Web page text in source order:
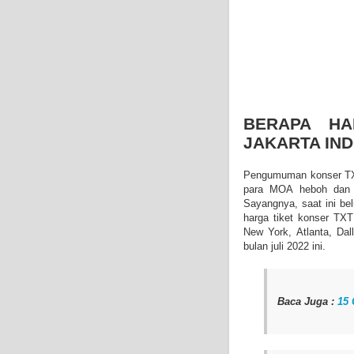
BERAPA
JAKARTA
Pengumuman konser
para MOA heboh
Sayangnya, saat ini
harga tiket konser
New York, Atlanta,
bulan juli 2022 ini.
Baca Juga : 15